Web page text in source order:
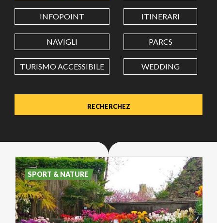
LONGITUDE
Value in decimal degrees. Use dot (.) as decimal separator.
INFOPOINT ITINERARI
NAVIGLI PARCS
TURISMO ACCESSIBILE WEDDING
SPORT & NATURE